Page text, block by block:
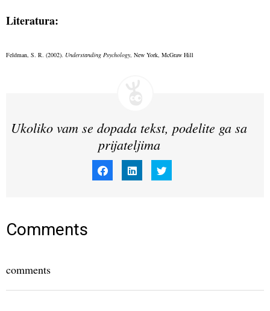
Literatura:
Feldman, S. R. (2002). Understanding Psychology, New York, McGraw Hill
Ukoliko vam se dopada tekst, podelite ga sa
prijateljima
share share share
Comments
comments